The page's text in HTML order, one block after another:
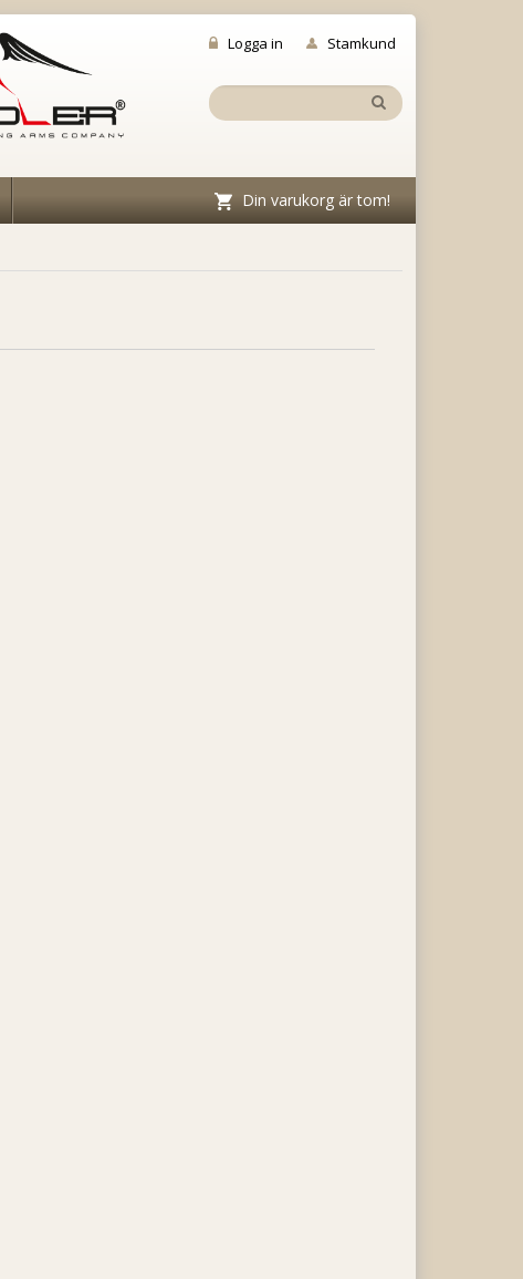
Logga in Stamkund
Din varukorg är tom!